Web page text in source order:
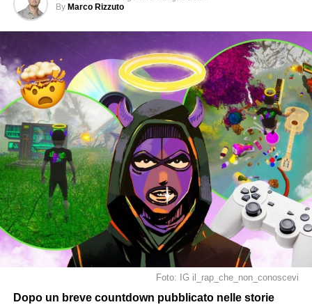
By Marco Rizzuto
Foto: IG il_rap_che_non_conoscevi
Dopo un breve countdown pubblicato nelle storie